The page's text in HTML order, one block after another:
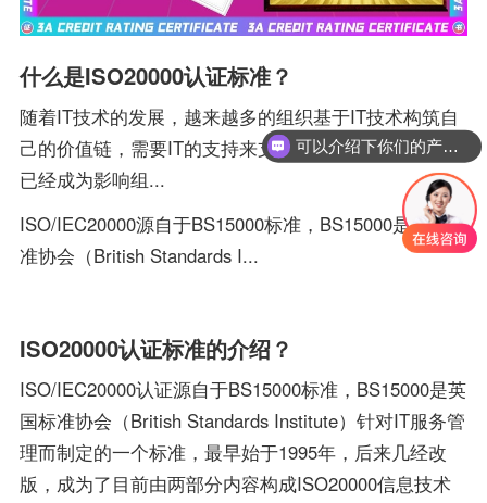
什么是ISO20000认证标准？
随着IT技术的发展，越来越多的组织基于IT技术构筑自
己的价值链，需要IT的支持来支撑组织的运行，IT构架
已经成为影响组...
ISO/IEC20000源自于BS15000标准，BS15000是英国标
准协会（British Standards I...
ISO20000认证标准的介绍？
ISO/IEC20000认证源自于BS15000标准，BS15000是英
国标准协会（British Standards Institute）针对IT服务管
理而制定的一个标准，最早始于1995年，后来几经改
版，成为了目前由两部分内容构成ISO20000信息技术
可以介绍下你们的产品么？